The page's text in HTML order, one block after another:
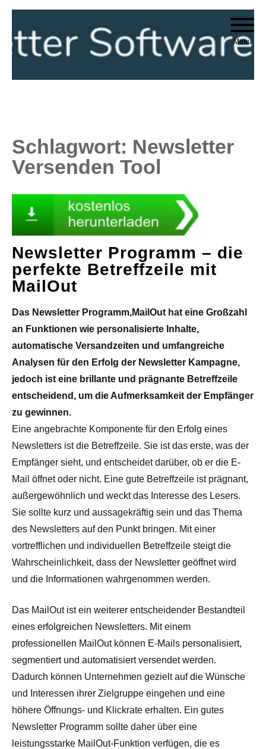
to
content
Menu
Schlagwort: Newsletter
Versenden Tool
Newsletter Programm – die
perfekte Betreffzeile mit
MailOut
Das Newsletter Programm,MailOut hat eine Großzahl
an Funktionen wie personalisierte Inhalte,
automatische Versandzeiten und umfangreiche
Analysen für den Erfolg der Newsletter Kampagne,
jedoch ist eine brillante und prägnante Betreffzeile
entscheidend, um die Aufmerksamkeit der Empfänger
zu gewinnen.
Eine angebrachte Komponente für den Erfolg eines
Newsletters ist die Betreffzeile. Sie ist das erste, was der
Empfänger sieht, und entscheidet darüber, ob er die E-
Mail öffnet oder nicht. Eine gute Betreffzeile ist prägnant,
außergewöhnlich und weckt das Interesse des Lesers.
Sie sollte kurz und aussagekräftig sein und das Thema
des Newsletters auf den Punkt bringen. Mit einer
vortrefflichen und individuellen Betreffzeile steigt die
Wahrscheinlichkeit, dass der Newsletter geöffnet wird
und die Informationen wahrgenommen werden.
Das MailOut ist ein weiterer entscheidender Bestandteil
eines erfolgreichen Newsletters. Mit einem
professionellen MailOut können E-Mails personalisiert,
segmentiert und automatisiert versendet werden.
Dadurch können Unternehmen gezielt auf die Wünsche
und Interessen ihrer Zielgruppe eingehen und eine
höhere Öffnungs- und Klickrate erhalten. Ein gutes
Newsletter Programm sollte daher über eine
leistungsstarke MailOut-Funktion verfügen, die es